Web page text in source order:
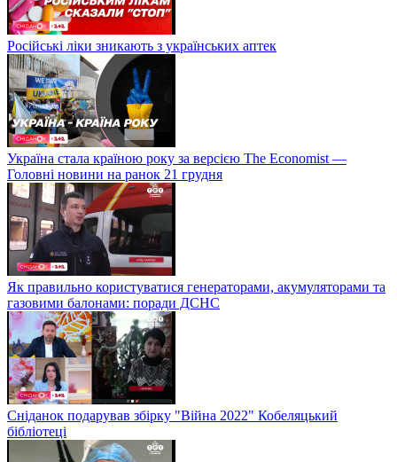
Російські ліки зникають з українських аптек
Україна стала країною року за версією The Economist —
Головні новини на ранок 21 грудня
Як правильно користуватися генераторами, акумуляторами та
газовими балонами: поради ДСНС
Сніданок подарував збірку "Війна 2022" Кобеляцький
бібліотеці